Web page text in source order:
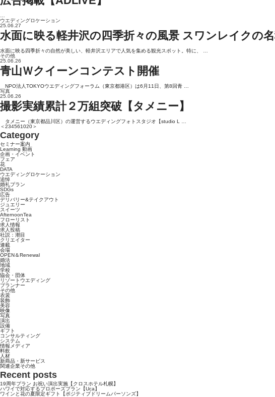
ウエディングロケーション
25.06.27
水面に映る軽井沢の四季折々の風景 スワンレイクの
水面に映る四季折々の自然が美しい、軽井沢エリアで人気を集める観光スポット。特に、 …
その他
25.06.26
青山Ｗクイーンコンテスト開催
NPO法人TOKYOウエディングフォーラム（東京都港区）は6月11日、第8回青 …
写真
25.06.26
撮影実績累計２万組突破【タメニー】
タメニー（東京都品川区）の運営するウエディングフォトスタジオ【studio L …
＜234561020＞
Category
セミナー案内
Learning 動画
企画・イベント
フェア
花
DATA
ウエディングロケーション
追悼
婚礼プラン
SDGs
広告
デリバリー&テイクアウト
ジュエリー
スイーツ
AfternoonTea
フローリスト
求人情報
求人投稿
社説：潮目
クリエイター
連載
会場
OPEN＆Renewal
婚活
地域
学校
協会・団体
リゾートウエディング
プランナー
その他
衣裳
装飾
美容
映像
写真
演出
設備
ギフト
コンサルティング
システム
情報メディア
料飲
人材
新商品・新サービス
関連企業その他
Recent posts
19周年プラン お祝い演出実施【クロスホテル札幌】
ハワイで対応するプロポーズプラン【Uca】
ワインと花の夏限定ギフト【ポジティブドリームパーソンズ】